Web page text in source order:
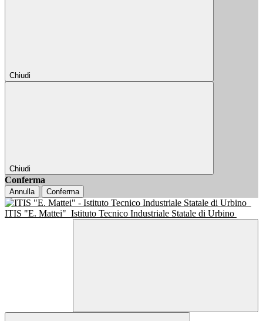
Chiudi
Chiudi
Conferma
Annulla Conferma
ITIS "E. Mattei" Istituto Tecnico Industriale Statale di Urbino